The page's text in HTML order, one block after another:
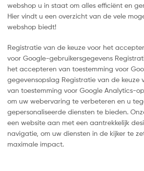
webshop u in staat om alles efficiënt en
Hier vindt u een overzicht van de vele
webshop biedt!
Registratie van de keuze voor het
voor Google-gebruikersgegevens
het accepteren van toestemming voor
gegevensopslag Registratie van de keuze
van toestemming voor Google Analytics-
om uw webervaring te verbeteren en u
gepersonaliseerde diensten te bieden.
een website aan met een aantrekkelijk
navigatie, om uw diensten in de kijker te
maximale impact.